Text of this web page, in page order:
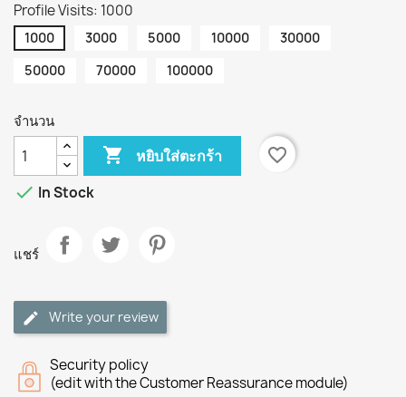
Profile Visits: 1000
1000 3000 5000 10000
30000
50000
70000 100000
จำนวน
 หยิบใส่ตะกร้า
favorite_border
 In Stock
แชร์
Write your review
Security policy
(edit with the Customer Reassurance module)